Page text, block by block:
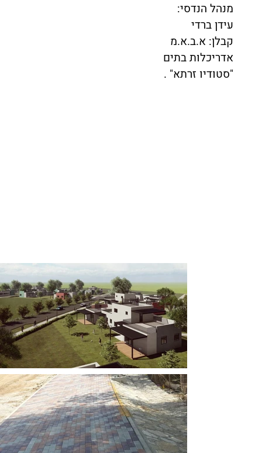
מנהל הנדסי:
עידן ברדי
קבלן: א.ב.א.מ
אדריכלות בתים
"סטודיו זרתא" .